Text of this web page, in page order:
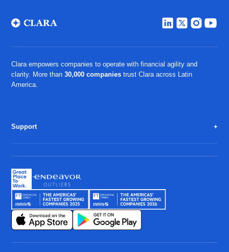
Clara empowers companies to operate with financial agility and
clarity. More than30,000 companiestrust Clara across Latin
America.
Support